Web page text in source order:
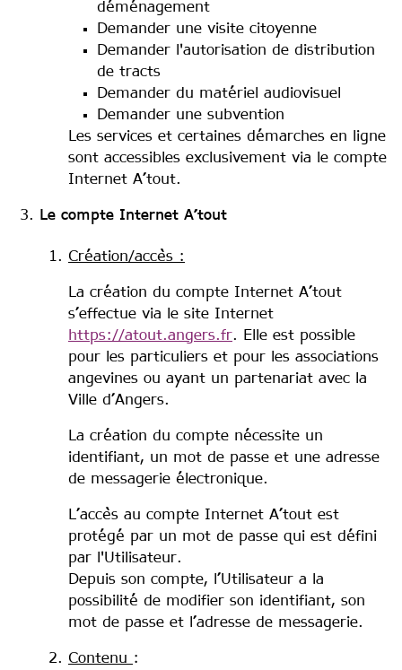
déménagement
Demander une visite citoyenne
Demander l'autorisation de distribution
de tracts
Demander du matériel audiovisuel
Demander une subvention
Les services et certaines démarches en ligne
sont accessibles exclusivement via le compte
Internet A’tout.
Le compte Internet A’tout
Création/accès :
La création du compte Internet A’tout
s’effectue via le site Internet
https://atout.angers.fr. Elle est possible
pour les particuliers et pour les associations
angevines ou ayant un partenariat avec la
Ville d’Angers.
La création du compte nécessite un
identifiant, un mot de passe et une adresse
de messagerie électronique.
L’accès au compte Internet A’tout est
protégé par un mot de passe qui est défini
par l'Utilisateur.
Depuis son compte, l’Utilisateur a la
possibilité de modifier son identifiant, son
mot de passe et l’adresse de messagerie.
Contenu :